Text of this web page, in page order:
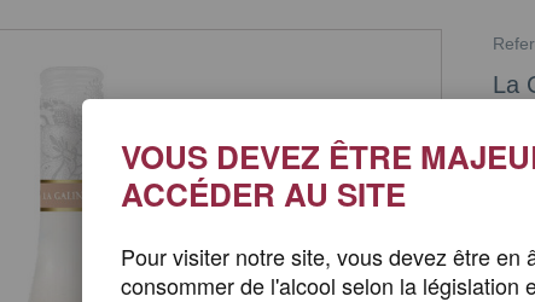
La
VOUS DEVEZ ÊTRE
ACCÉDER AU SITE
Pour visiter notre site, vous devez être en
consommer de l'alcool selon la législation